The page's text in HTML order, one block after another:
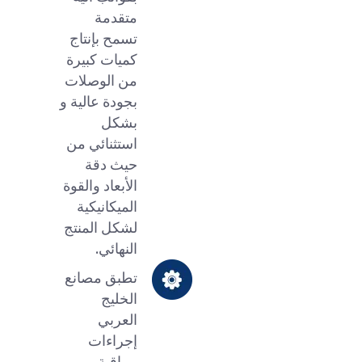
متقدمة
تسمح بإنتاج
كميات كبيرة
من الوصلات
بجودة عالية و
بشكل
استثنائي من
حيث دقة
الأبعاد والقوة
الميكانيكية
لشكل المنتج
النهائي.
تطبق مصانع
الخليج
العربي
إجراءات